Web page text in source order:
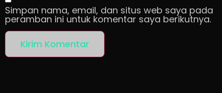
Simpan nama, email, dan situs web saya pada
peramban ini untuk komentar saya berikutnya.